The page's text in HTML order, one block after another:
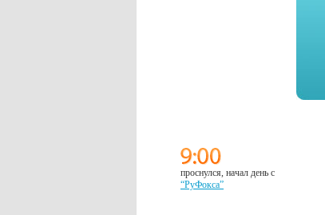
проснулся, начал день с
“РуФокса”